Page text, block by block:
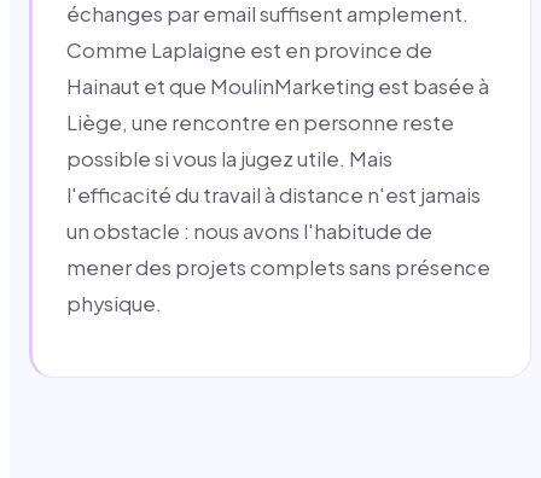
échanges par email suffisent amplement.
Comme Laplaigne est en province de
Hainaut et que MoulinMarketing est basée à
Liège, une rencontre en personne reste
possible si vous la jugez utile. Mais
l'efficacité du travail à distance n'est jamais
un obstacle : nous avons l'habitude de
mener des projets complets sans présence
physique.